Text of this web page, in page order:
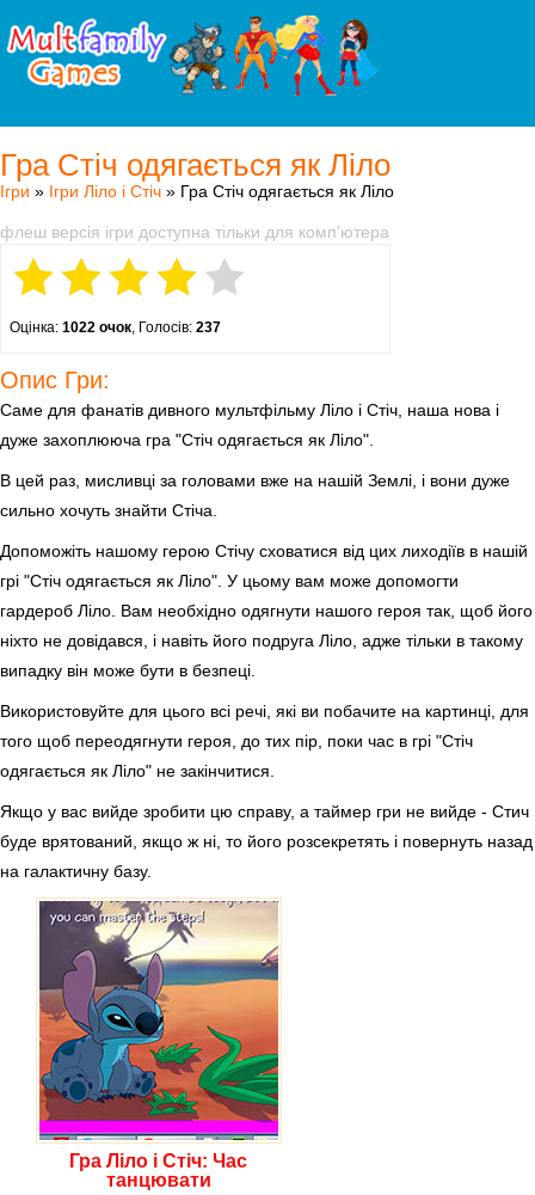
Гра Стіч одягається як Ліло
Ігри » Ігри Ліло і Стіч » Гра Стіч одягається як Ліло
флеш версія ігри доступна тільки для комп'ютера
Оцінка: 1022 очок, Голосів: 237
Опис Гри:
Саме для фанатів дивного мультфільму Ліло і Стіч, наша нова і
дуже захоплююча гра "Стіч одягається як Ліло".
В цей раз, мисливці за головами вже на нашій Землі, і вони дуже
сильно хочуть знайти Стіча.
Допоможіть нашому герою Стічу сховатися від цих лиходіїв в нашій
грі "Стіч одягається як Ліло". У цьому вам може допомогти
гардероб Ліло. Вам необхідно одягнути нашого героя так, щоб його
ніхто не довідався, і навіть його подруга Ліло, адже тільки в такому
випадку він може бути в безпеці.
Використовуйте для цього всі речі, які ви побачите на картинці, для
того щоб переодягнути героя, до тих пір, поки час в грі "Стіч
одягається як Ліло" не закінчитися.
Якщо у вас вийде зробити цю справу, а таймер гри не вийде - Стич
буде врятований, якщо ж ні, то його розсекретять і повернуть назад
на галактичну базу.
Гра Ліло і Стіч: Час
танцювати